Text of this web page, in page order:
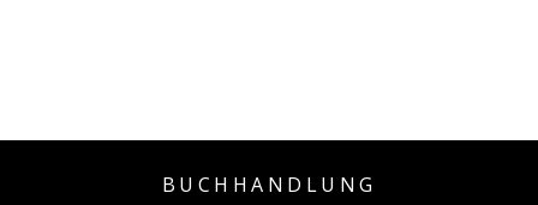
BUCHHANDLUNG